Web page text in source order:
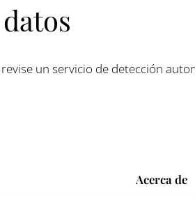
un servicio de detección
Acerca de